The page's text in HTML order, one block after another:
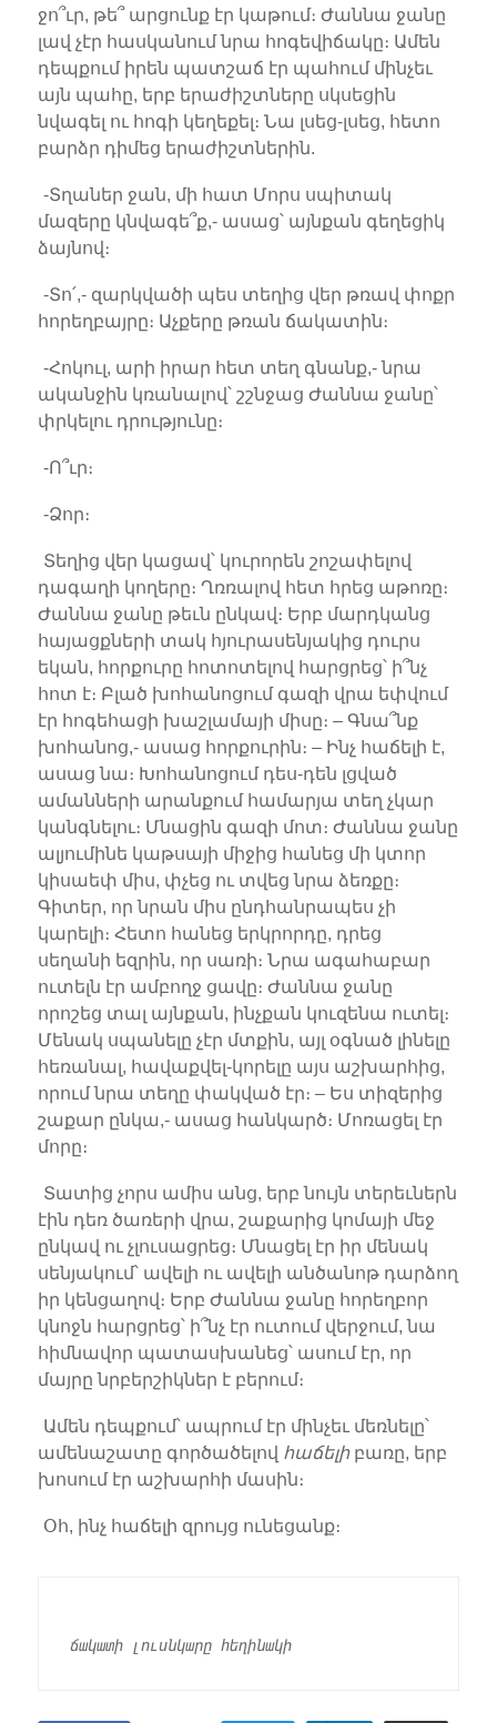
ջո՞ւր, թե՞ արցունք էր կաթում։ Ժաննա ջանը
լավ չէր հասկանում նրա հոգեվիճակը։ Ամեն
դեպքում իրեն պատշաճ էր պահում մինչեւ
այն պահը, երբ երաժիշտները սկսեցին
նվագել ու հոգի կեղեքել։ Նա լսեց-լսեց, հետո
բարձր դիմեց երաժիշտներին.
-Տղաներ ջան, մի հատ Մորս սպիտակ
մազերը կնվագե՞ք,- ասաց՝ այնքան գեղեցիկ
ձայնով։
-Տո՛,- զարկվածի պես տեղից վեր թռավ փոքր
հորեղբայրը։ Աչքերը թռան ճակատին։
-Հոկուլ, արի իրար հետ տեղ գնանք,- նրա
ականջին կռանալով՝ շշնջաց Ժաննա ջանը՝
փրկելու դրությունը։
-Ո՞ւր։
-Ձոր։
Տեղից վեր կացավ՝ կուրորեն շոշափելով
դագաղի կողերը։ Ղռռալով հետ հրեց աթոռը։
Ժաննա ջանը թեւն ընկավ։ Երբ մարդկանց
հայացքների տակ հյուրասենյակից դուրս
եկան, հորքուրը հոտոտելով հարցրեց՝ ի՞նչ
հոտ է։ Բլած խոհանոցում գազի վրա եփվում
էր հոգեհացի խաշլամայի միսը։ – Գնա՞նք
խոհանոց,- ասաց հորքուրին։ – Ինչ հաճելի է,
ասաց նա։ Խոհանոցում դես-դեն լցված
ամանների արանքում համարյա տեղ չկար
կանգնելու։ Մնացին գազի մոտ։ Ժաննա ջանը
ալյումինե կաթսայի միջից հանեց մի կտոր
կիսաեփ միս, փչեց ու տվեց նրա ձեռքը։
Գիտեր, որ նրան միս ընդհանրապես չի
կարելի։ Հետո հանեց երկրորդը, դրեց
սեղանի եզրին, որ սառի։ Նրա ագահաբար
ուտելն էր ամբողջ ցավը։ Ժաննա ջանը
որոշեց տալ այնքան, ինչքան կուզենա ուտել։
Մենակ սպանելը չէր մտքին, այլ օգնած լինելը
հեռանալ, հավաքվել-կորելը այս աշխարհից,
որում նրա տեղը փակված էր։ – Ես տիզերից
շաքար ընկա,- ասաց հանկարծ։ Մոռացել էր
մորը։
Տատից չորս ամիս անց, երբ նույն տերեւներն
էին դեռ ծառերի վրա, շաքարից կոմայի մեջ
ընկավ ու չլուսացրեց։ Մնացել էր իր մենակ
սենյակում՝ ավելի ու ավելի անծանոթ դարձող
իր կենցաղով։ Երբ Ժաննա ջանը հորեղբոր
կնոջն հարցրեց՝ ի՞նչ էր ուտում վերջում, նա
հիմնավոր պատասխանեց՝ ասում էր, որ
մայրը նրբերշիկներ է բերում։
Ամեն դեպքում՝ ապրում էր մինչեւ մեռնելը՝
ամենաշատը գործածելով հաճելիբառը, երբ
խոսում էր աշխարհի մասին։
Օհ, ինչ հաճելի զրույց ունեցանք։
ճակատի լուսնկարը հեղինակի